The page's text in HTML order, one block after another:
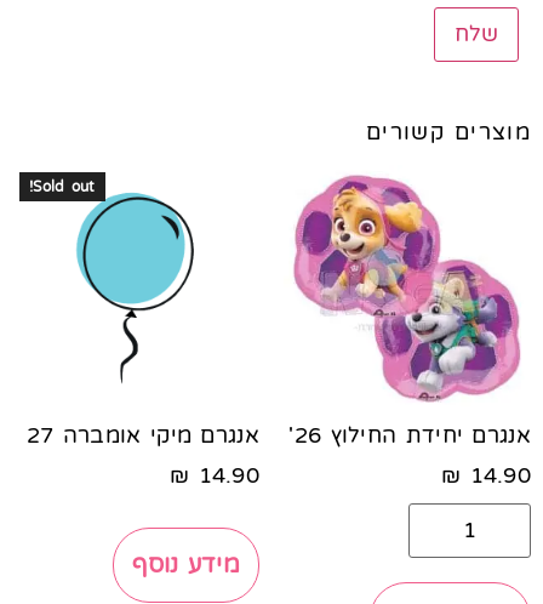
מוצרים קשורים
אנגרם יחידת החילוץ 26'
14.90
₪
Sold out!
אנגרם מיקי אומברה 27
14.90
₪
מידע נוסף